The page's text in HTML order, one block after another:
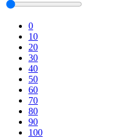
0
10
20
30
40
50
60
70
80
90
100